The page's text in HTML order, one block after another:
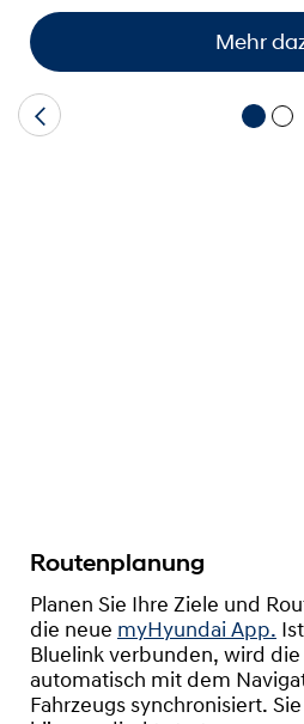
Mehr
Routenplanung
Planen Sie Ihre Ziele und
die neue myHyundai App.
Bluelink verbunden, wird
automatisch mit dem
Fahrzeugs synchronisiert.